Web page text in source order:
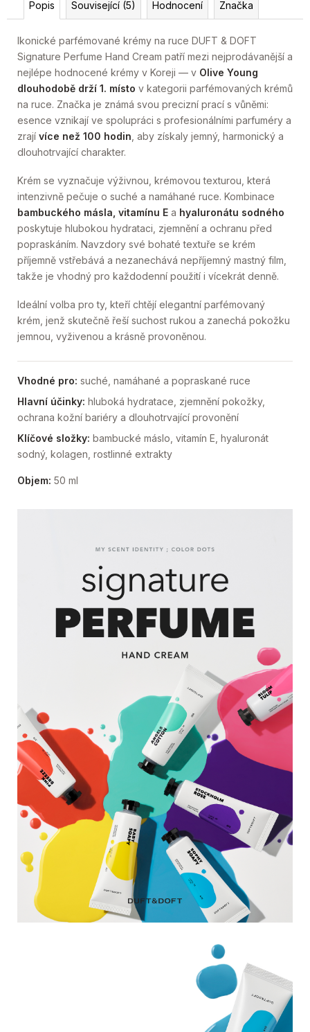
Popis Související (5) Hodnocení Značka
Ikonické parfémované krémy na ruce DUFT & DOFT
Signature Perfume Hand Cream patří mezi nejprodávanější a
nejlépe hodnocené krémy v Koreji — v Olive Young
dlouhodobě drží 1. místo v kategorii parfémovaných krémů
na ruce. Značka je známá svou precizní prací s vůněmi:
esence vznikají ve spolupráci s profesionálními parfuméry a
zrají více než 100 hodin , aby získaly jemný, harmonický a
dlouhotrvající charakter.
Krém se vyznačuje výživnou, krémovou texturou, která
intenzivně pečuje o suché a namáhané ruce. Kombinace
bambuckého másla, vitamínu E a hyaluronátu sodného
poskytuje hlubokou hydrataci, zjemnění a ochranu před
popraskáním. Navzdory své bohaté textuře se krém
příjemně vstřebává a nezanechává nepříjemný mastný film,
takže je vhodný pro každodenní použití i vícekrát denně.
Ideální volba pro ty, kteří chtějí elegantní parfémovaný
krém, jenž skutečně řeší suchost rukou a zanechá pokožku
jemnou, vyživenou a krásně provoněnou.
Vhodné pro: suché, namáhané a popraskané ruce
Hlavní účinky: hluboká hydratace, zjemnění pokožky,
ochrana kožní bariéry a dlouhotrvající provonění
Klíčové složky: bambucké máslo, vitamín E, hyaluronát
sodný, kolagen, rostlinné extrakty
Objem: 50 ml